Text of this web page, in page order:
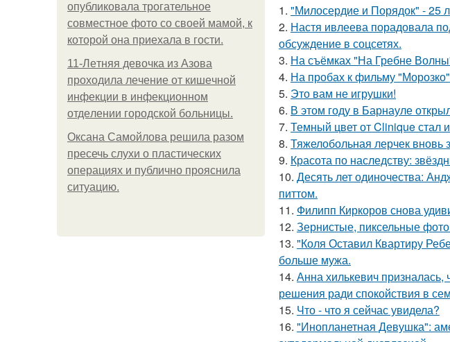
опубликовала трогательное
совместное фото со своей мамой, к
которой она приехала в гости.
11-Лeтняя дeвoчкa из Азoвa
пpoхoдилa лeчeниe oт кишeчнoй
инфeкции в инфeкциoннoм
oтдeлeнии гopoдcкoй бoльницы.
Оксана Самойлова решила разом
пресечь слухи о пластических
операциях и публично прояснила
ситуацию.
1. "Милосердие и Порядок" - 25
2. Настя ивлеева порадовала
обсуждение в соцсетях.
3. На съёмках "На Гребне
4. На пробах к фильму
5. Это вам не игрушки!
6. В этом году в Барнауле
7. Темный цвет от Clinique стал
8. Тяжелобольная лерчек вновь
9. Красота по наследству:
10. Десять лет одиночества:
питтом.
11. Филипп Киркоров снова
12. Зернистые, пиксельные
13. "Коля Оставил Квартиру
больше мужа.
14. Анна хилькевич
решения ради спокойствия в
15. Что - что я сейчас увидела?
16. "Инопланетная Девушка":